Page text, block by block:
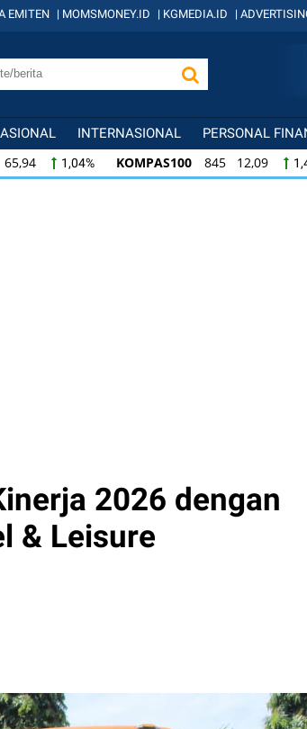
EMITEN | MOMSMONEY.ID | KGMEDIA.ID |
INTERNASIONAL PERSONAL
1,04% KOMPAS100 845 12,09
845 12,09 1,45% LQ45 640 9,44
2026 dengan
& Leisure